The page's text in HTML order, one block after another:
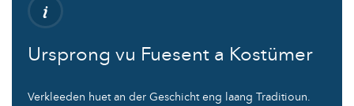
Ursprong vu Fuesent a Kostümer
Verkleeden huet an der Geschicht eng laang Traditioun.